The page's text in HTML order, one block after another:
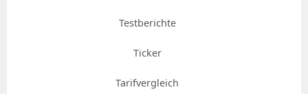
Testberichte
Ticker
Tarifvergleich